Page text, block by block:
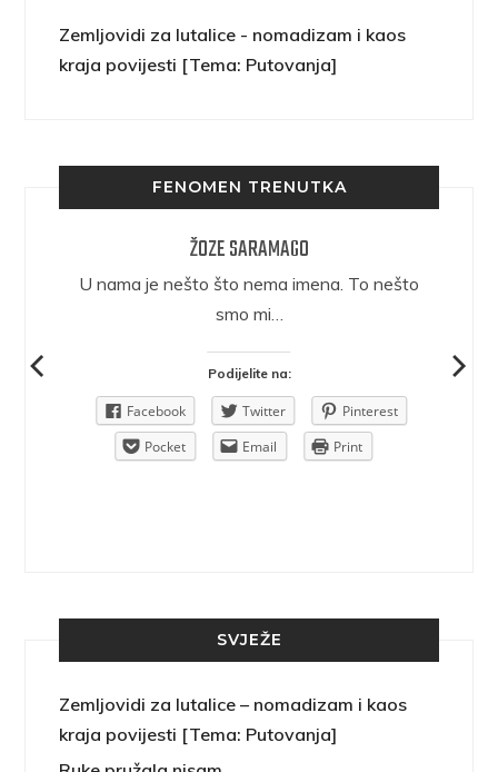
Zemljovidi za lutalice - nomadizam i kaos
kraja povijesti [Tema: Putovanja]
FENOMEN TRENUTKA
ŽOZE SARAMAGO
U nama je nešto što nema imena. To nešto
smo mi…
Podijelite na:
Facebook Twitter
Pinterest
Pocket
Email Print
SVJEŽE
Zemljovidi za lutalice – nomadizam i kaos
kraja povijesti [Tema: Putovanja]